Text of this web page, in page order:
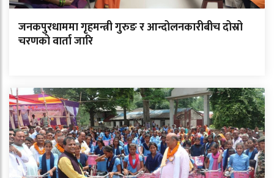
जनकपुरधाममा गृहमन्त्री गुरुङ र आन्दोलनकारीबीच दोस्रो
चरणको वार्ता जारि